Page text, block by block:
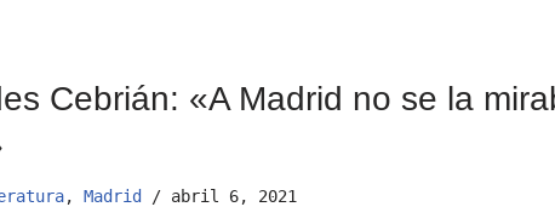
Cebrián: «A Madrid no se la
, Madrid abril 6, 2021